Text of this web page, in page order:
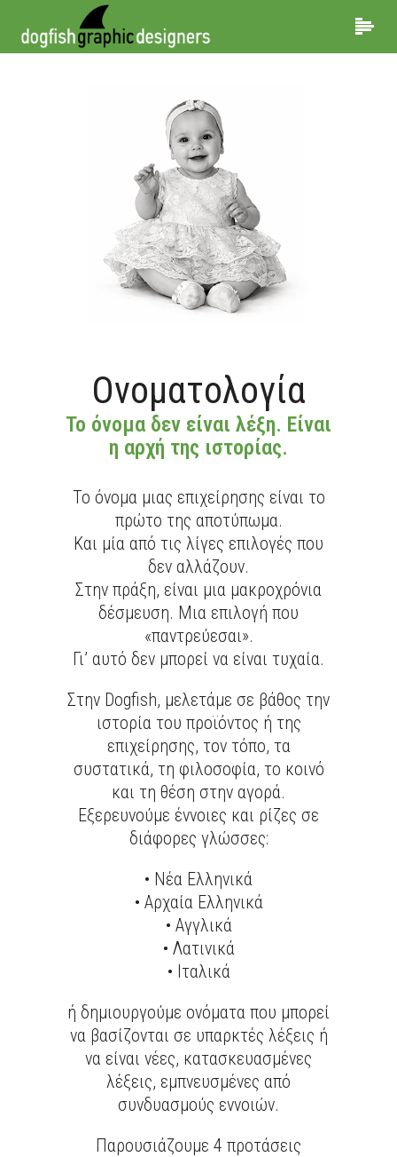
Ονοματολογία
Το όνομα δεν είναι λέξη. Είναι
η αρχή της ιστορίας.
Το όνομα μιας επιχείρησης είναι το
πρώτο της αποτύπωμα.
Και μία από τις λίγες επιλογές που
δεν αλλάζουν.
Στην πράξη, είναι μια μακροχρόνια
δέσμευση. Μια επιλογή που
«παντρεύεσαι».
Γι’ αυτό δεν μπορεί να είναι τυχαία.
Στην Dogfish, μελετάμε σε βάθος την
ιστορία του προϊόντος ή της
επιχείρησης, τον τόπο, τα
συστατικά, τη φιλοσοφία, το κοινό
και τη θέση στην αγορά.
Εξερευνούμε έννοιες και ρίζες σε
διάφορες γλώσσες:
• Νέα Ελληνικά
• Αρχαία Ελληνικά
• Αγγλικά
• Λατινικά
• Ιταλικά
ή δημιουργούμε ονόματα που μπορεί
να βασίζονται σε υπαρκτές λέξεις ή
να είναι νέες, κατασκευασμένες
λέξεις, εμπνευσμένες από
συνδυασμούς εννοιών.
Παρουσιάζουμε 4 προτάσεις